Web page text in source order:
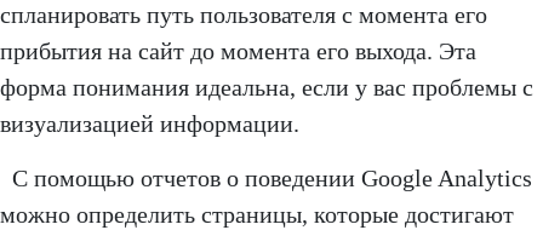
спланировать путь пользователя с момента его
прибытия на сайт до момента его выхода. Эта
форма понимания идеальна, если у вас проблемы с
визуализацией информации.
С помощью отчетов о поведении Google Analytics
можно определить страницы, которые достигают